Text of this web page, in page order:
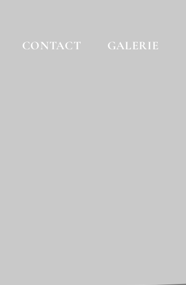
CONTACT GALERIE